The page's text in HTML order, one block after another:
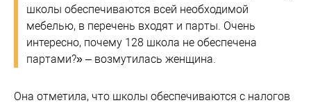
школы обеспечиваются всей необходимой
мебелью, в перечень входят и парты. Очень
интересно, почему 128 школа не обеспечена
партами?» – возмутилась женщина.
Она отметила, что школы обеспечиваются с налогов